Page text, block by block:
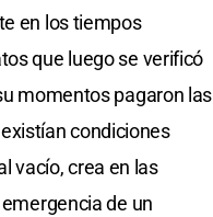
en los tiempos
que luego se verificó
momentos pagaron las
condiciones
vacío, crea en las
de un